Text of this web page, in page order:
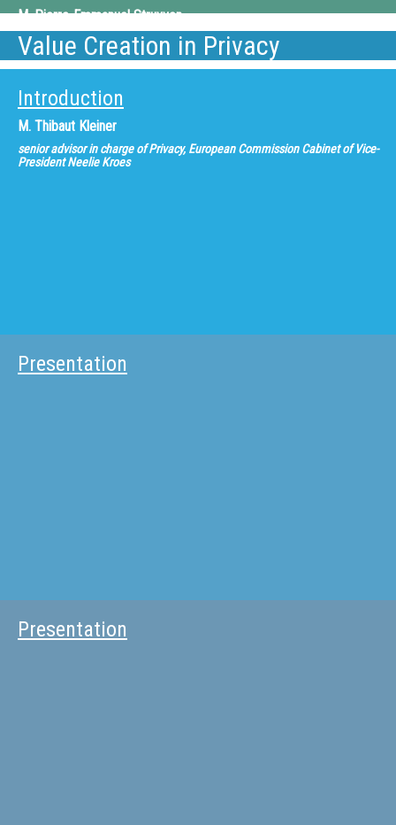
M. Pierre-Emmanuel Struyven
SFR, Director of SFR Development
Value Creation in Privacy
Introduction
M. Thibaut Kleiner
senior advisor in charge of Privacy, European Commission Cabinet of Vice-
President Neelie Kroes
Presentation
Presentation